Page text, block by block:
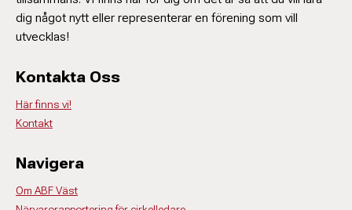
Åsa Greaker
031-774 31 27
dig något nytt eller representerar en förening som vill
utvecklas!
Kontakta Oss
Här finns vi!
Kontakt
Navigera
Om ABF Väst